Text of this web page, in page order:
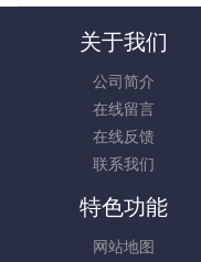
关于我们
公司简介
在线留言
在线反馈
联系我们
特色功能
网站地图